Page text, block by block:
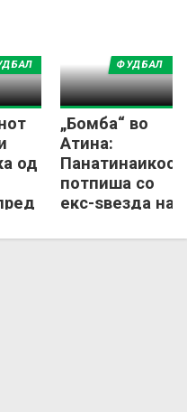
од
„Бомба“ во
Атина:
Панатинаикос
потпиша со
екс-ѕвезда на
ФУДБАЛ